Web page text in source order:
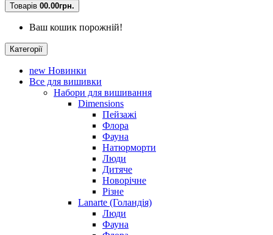
Товарів 00.00грн.
Ваш кошик порожній!
Категорії
new Новинки
Все для вишивки
Набори для вишивання
Dimensions
Пейзажі
Флора
Фауна
Натюрморти
Люди
Дитяче
Новорічне
Різне
Lanarte (Голандія)
Люди
Фауна